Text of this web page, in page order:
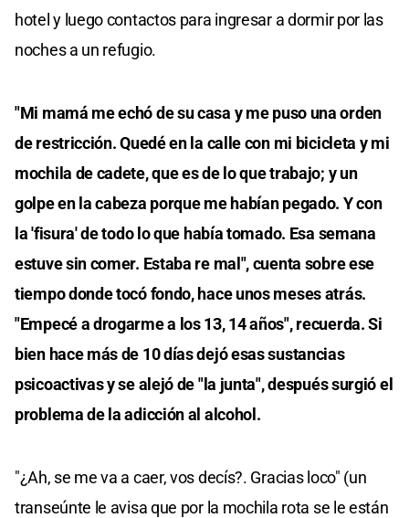
hotel y luego contactos para ingresar a dormir por las
noches a un refugio.
"Mi mamá me echó de su casa y me puso una orden
de restricción. Quedé en la calle con mi bicicleta y mi
mochila de cadete, que es de lo que trabajo; y un
golpe en la cabeza porque me habían pegado. Y con
la 'fisura' de todo lo que había tomado. Esa semana
estuve sin comer. Estaba re mal", cuenta sobre ese
tiempo donde tocó fondo, hace unos meses atrás.
"Empecé a drogarme a los 13, 14 años", recuerda. Si
bien hace más de 10 días dejó esas sustancias
psicoactivas y se alejó de "la junta", después surgió el
problema de la adicción al alcohol.
"¿Ah, se me va a caer, vos decís?. Gracias loco" (un
transeúnte le avisa que por la mochila rota se le están